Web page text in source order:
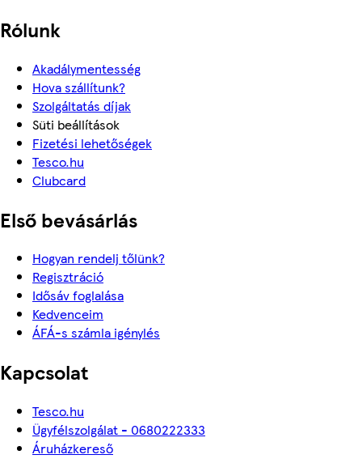
Rólunk
Akadálymentesség
Hova szállítunk?
Szolgáltatás díjak
Süti beállítások
Fizetési lehetőségek
Tesco.hu
Clubcard
Első bevásárlás
Hogyan rendelj tőlünk?
Regisztráció
Idősáv foglalása
Kedvenceim
ÁFÁ-s számla igénylés
Kapcsolat
Tesco.hu
Ügyfélszolgálat - 0680222333
Áruházkereső